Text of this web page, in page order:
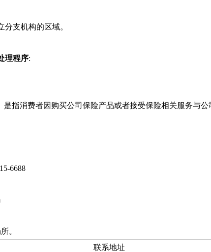
支机构的区域。
理程序:
是指消费者因购买公司保险产品或者接受保险相关服务与公
6688
。
联系地址